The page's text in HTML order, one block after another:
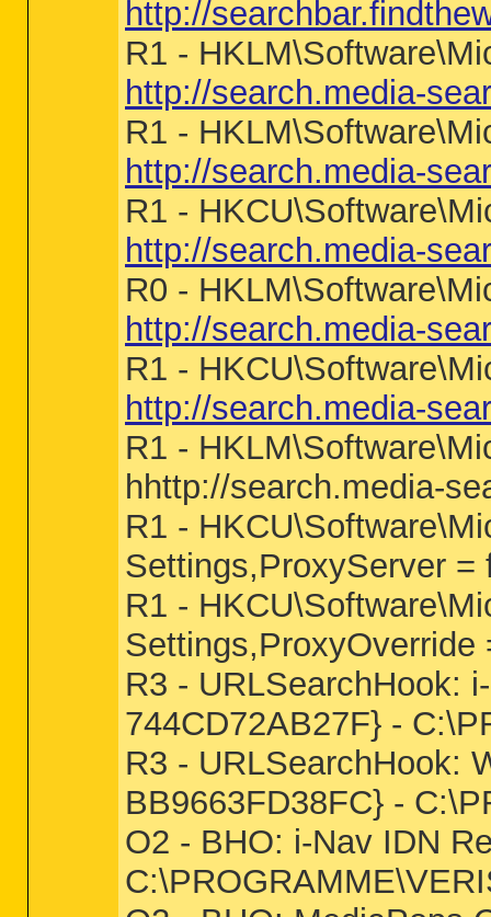
http://
R1 -
http://search.media-
R1 -
http://search.media-
R1 -
http://search.media-
R0 -
http://search.media-
R1 -
http://search.media-
R1 -
hhttp://search.media-
R1 -
Settings,ProxyServer =
R1 -
R3 - URLSearchHook:
744CD72AB27F} -
R3 - URLSearchHook:
BB9663FD38FC} -
O2 - BHO: i-Nav IDN